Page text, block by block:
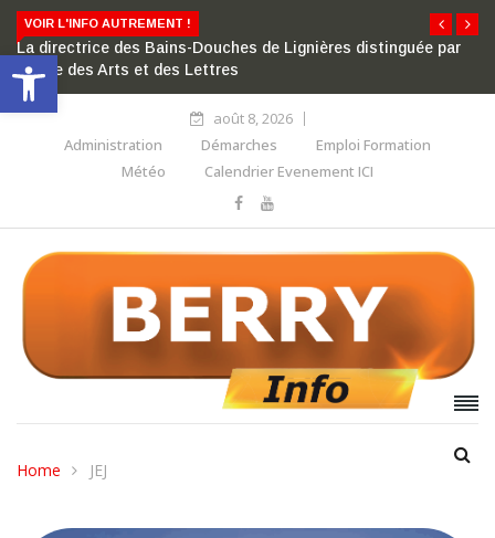
Ouvrir la barre d’outils
VOIR L'INFO AUTREMENT !
La directrice des Bains-Douches de Lignières distinguée par
l’ordre des Arts et des Lettres
août 8, 2026
Administration
Démarches
Emploi Formation
Météo
Calendrier Evenement ICI
Home JEJ